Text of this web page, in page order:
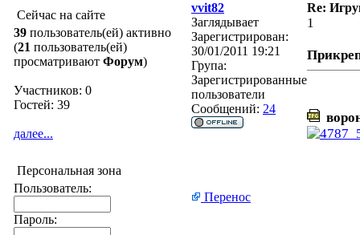
Сейчас на сайте
39 пользователь(ей) активно
(21 пользователь(ей)
просматривают Форум)
Участников: 0
Гостей: 39
далее...
Персональная зона
Пользователь:
Пароль:
vvit82
Re:
Заглядывает
Зарегистрирован:
30/01/2011 19:21
Група:
Зарегистрированные
пользователи
Сообщений: 24
1
Перенос